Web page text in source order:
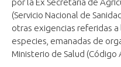
por la Ex Secretaría de
(Servicio Nacional de
otras exigencias referidas
especies, emanadas de
Ministerio de Salud